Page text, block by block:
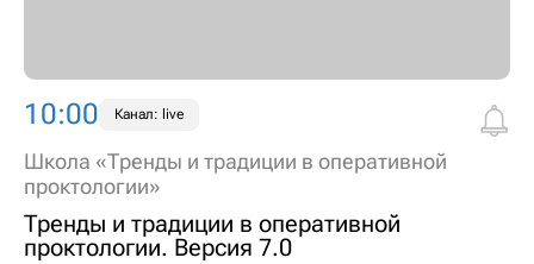
10:00 Канал: live
Школа «Тренды и традиции в оперативной
проктологии»
Тренды и традиции в оперативной
проктологии. Версия 7.0